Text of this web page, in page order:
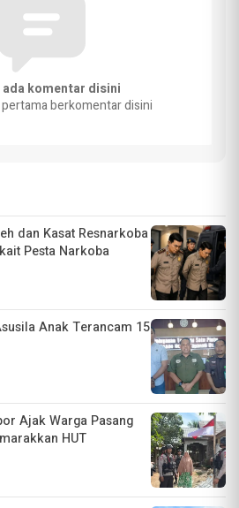
ada komentar disini
berkomentar disini
dan Kasat Resnarkoba
Pesta Narkoba
Anak Terancam 15
Ajak Warga Pasang
HUT